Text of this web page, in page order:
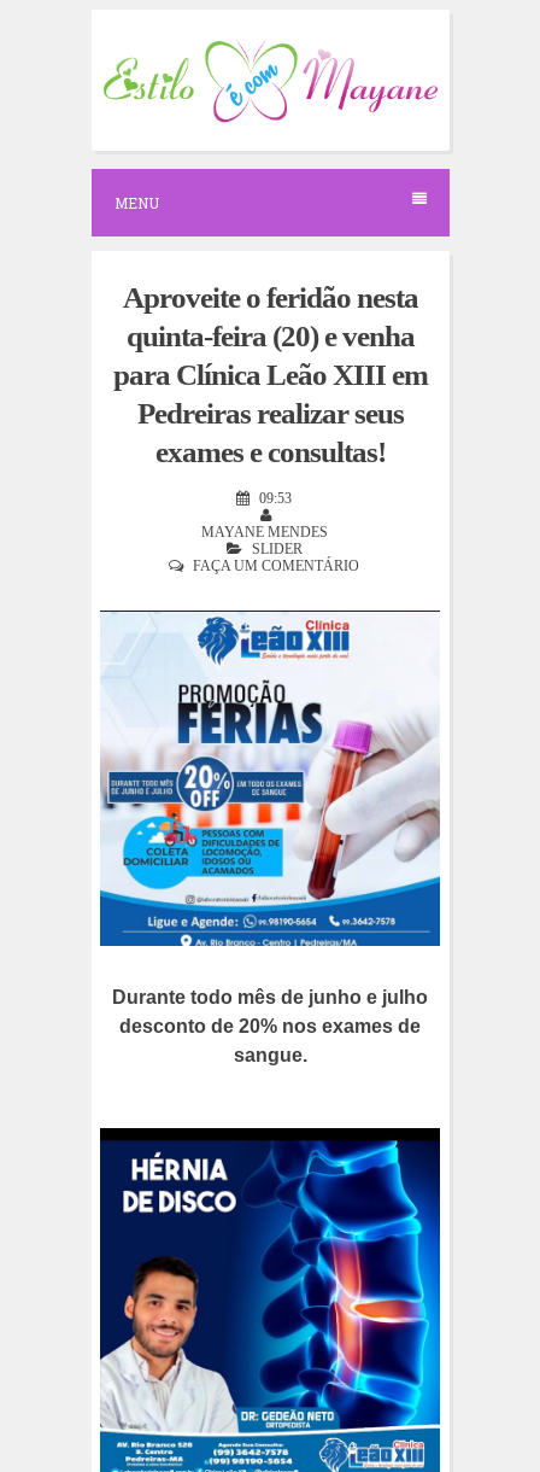
c
o
e
MENU
Aproveite o feridão nesta
quinta-feira (20) e venha
para Clínica Leão XIII em
Pedreiras realizar seus
exames e consultas!
09:53
MAYANE MENDES
SLIDER
FAÇA UM COMENTÁRIO
Durante todo mês de junho e julho
desconto de 20% nos exames de
sangue.